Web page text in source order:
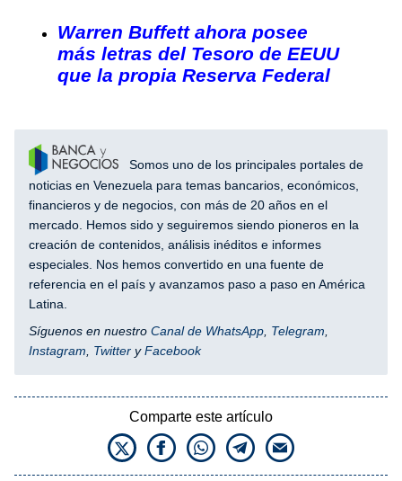
Warren Buffett ahora posee
más letras del Tesoro de EEUU
que la propia Reserva Federal
Somos uno de los principales portales de
noticias en Venezuela para temas bancarios, económicos,
financieros y de negocios, con más de 20 años en el
mercado. Hemos sido y seguiremos siendo pioneros en la
creación de contenidos, análisis inéditos e informes
especiales. Nos hemos convertido en una fuente de
referencia en el país y avanzamos paso a paso en América
Latina.
Síguenos en nuestro Canal de WhatsApp Telegram
Instagram
Twitter yFacebook
Comparte este artículo